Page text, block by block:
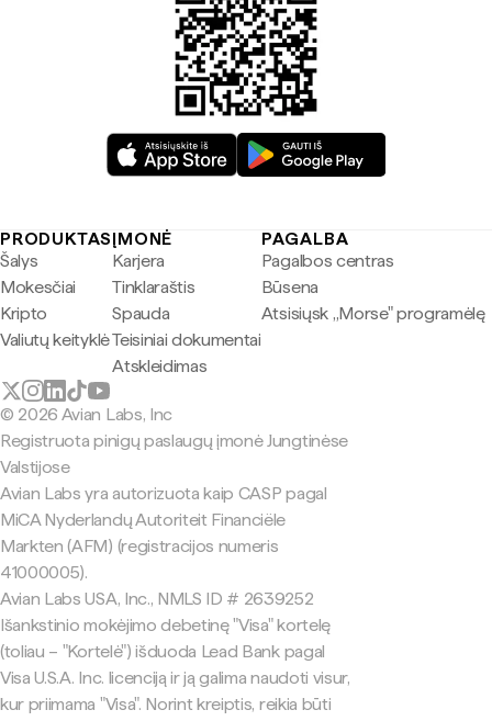
PRODUKTAS
Šalys
Mokesčiai
Kripto
Valiutų keityklė
ĮMONĖ
Karjera
Tinklaraštis
Spauda
Teisiniai dokumentai
Atskleidimas
PAGALBA
Pagalbos centras
Būsena
Atsisiųsk „Morse" programėlę
© 2026 Avian Labs, Inc
Registruota pinigų paslaugų įmonė Jungtinėse
Valstijose
Avian Labs yra autorizuota kaip CASP pagal
MiCA Nyderlandų Autoriteit Financiële
Markten (AFM) (registracijos numeris
41000005).
Avian Labs USA, Inc., NMLS ID # 2639252
Išankstinio mokėjimo debetinę "Visa" kortelę
(toliau – "Kortelė") išduoda Lead Bank pagal
Visa U.S.A. Inc. licenciją ir ją galima naudoti visur,
kur priimama "Visa". Norint kreiptis, reikia būti